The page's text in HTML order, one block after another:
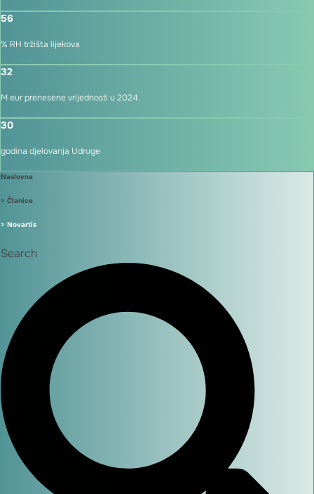
56
% RH tržišta lijekova
32
M eur prenesene vrijednosti u 2024.
30
godina djelovanja Udruge
Naslovna
> Članice
> Novartis
Search